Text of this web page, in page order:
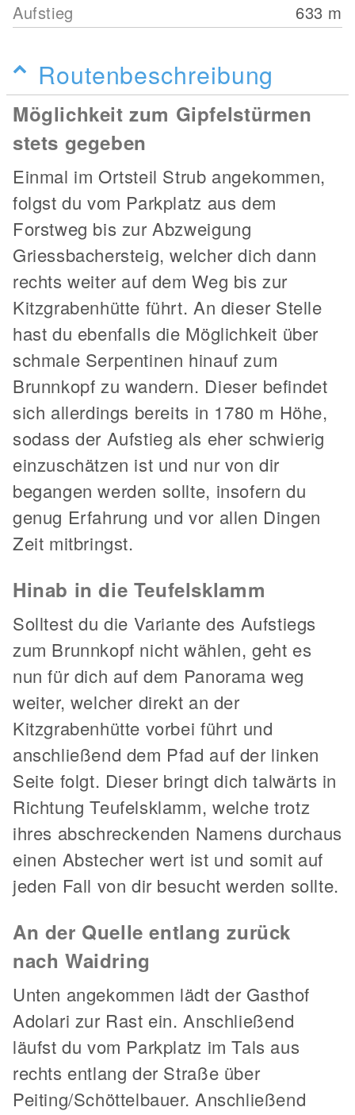
Aufstieg
633 m
Routenbeschreibung
Möglichkeit zum Gipfelstürmen
stets gegeben
Einmal im Ortsteil Strub angekommen,
folgst du vom Parkplatz aus dem
Forstweg bis zur Abzweigung
Griessbachersteig, welcher dich dann
rechts weiter auf dem Weg bis zur
Kitzgrabenhütte führt. An dieser Stelle
hast du ebenfalls die Möglichkeit über
schmale Serpentinen hinauf zum
Brunnkopf zu wandern. Dieser befindet
sich allerdings bereits in 1780 m Höhe,
sodass der Aufstieg als eher schwierig
einzuschätzen ist und nur von dir
begangen werden sollte, insofern du
genug Erfahrung und vor allen Dingen
Zeit mitbringst.
Hinab in die Teufelsklamm
Solltest du die Variante des Aufstiegs
zum Brunnkopf nicht wählen, geht es
nun für dich auf dem Panorama weg
weiter, welcher direkt an der
Kitzgrabenhütte vorbei führt und
anschließend dem Pfad auf der linken
Seite folgt. Dieser bringt dich talwärts in
Richtung Teufelsklamm, welche trotz
ihres abschreckenden Namens durchaus
einen Abstecher wert ist und somit auf
jeden Fall von dir besucht werden sollte.
An der Quelle entlang zurück
nach Waidring
Unten angekommen lädt der Gasthof
Adolari zur Rast ein. Anschließend
läufst du vom Parkplatz im Tals aus
rechts entlang der Straße über
Peiting/Schöttelbauer. Anschließend